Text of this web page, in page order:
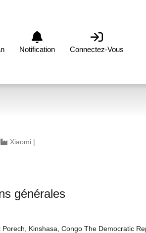
Notification Connectez-Vous
Xiaomi |
générales
Porech, Kinshasa, Congo The Democratic